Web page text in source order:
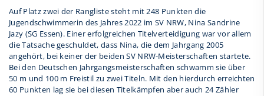
Auf Platz zwei der Rangliste steht mit 248 Punkten die
Jugendschwimmerin des Jahres 2022 im SV NRW, Nina Sandrine
Jazy (SG Essen). Einer erfolgreichen Titelverteidigung war vor allem
die Tatsache geschuldet, dass Nina, die dem Jahrgang 2005
angehört, bei keiner der beiden SV NRW-Meisterschaften startete.
Bei den Deutschen Jahrgangsmeisterschaften schwamm sie über
50 m und 100 m Freistil zu zwei Titeln. Mit den hierdurch erreichten
60 Punkten lag sie bei diesen Titelkämpfen aber auch 24 Zähler